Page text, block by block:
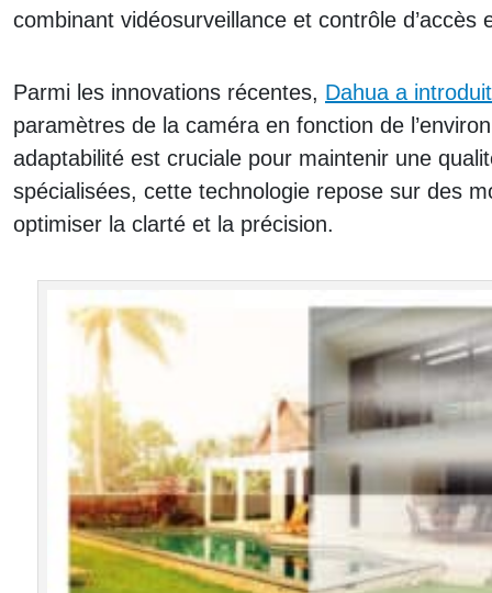
combinant vidéosurveillance et contrôle
Parmi les innovations récentes, Dahua a
paramètres de la caméra en fonction de
adaptabilité est cruciale pour maintenir une
spécialisées, cette technologie repose sur des
optimiser la clarté et la précision.